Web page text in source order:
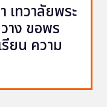
เทวาลัยพระ
าง ขอพร
รียน ความ